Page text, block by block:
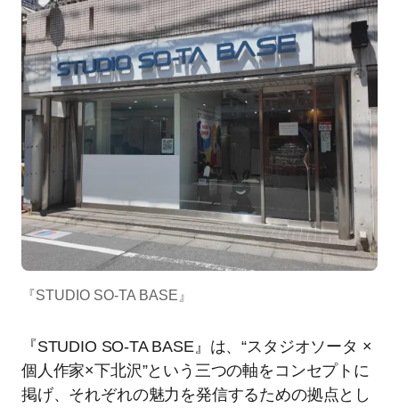
『STUDIO SO-TA BASE』
『STUDIO SO-TA BASE』は、“スタジオソータ ×
個人作家×下北沢”という三つの軸をコンセプトに
掲げ、それぞれの魅力を発信するための拠点とし